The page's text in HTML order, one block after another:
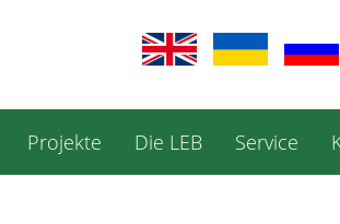
Projekte Die LEB Service